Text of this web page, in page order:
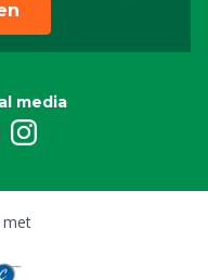
media
met